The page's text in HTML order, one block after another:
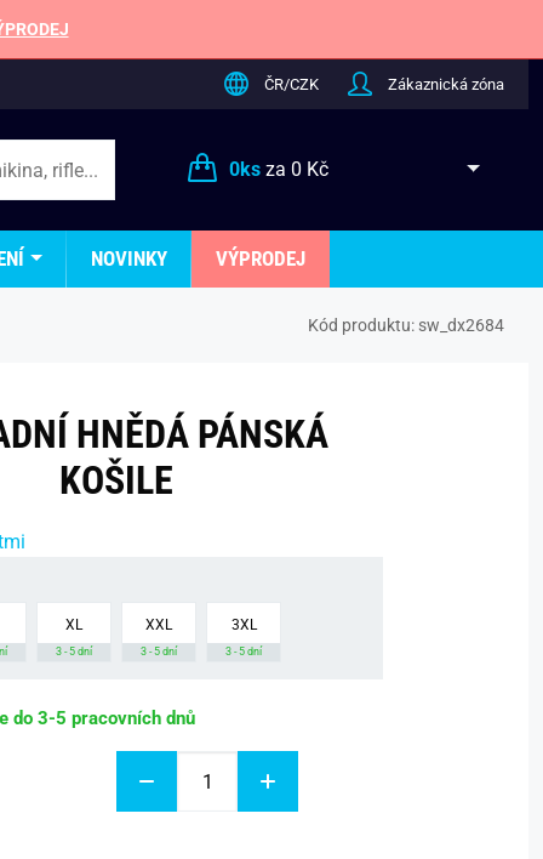
ČR/CZK Zákaznická zóna
0ksza 0 Kč
NOVINKY VÝPRODEJ
Kód produktu: sw_dx2684
HNĚDÁ PÁNSKÁ
KOŠILE
XL
3 - 5 dní
XXL
3 - 5 dní
3XL
3 - 5 dní
do 3-5 pracovních dnů